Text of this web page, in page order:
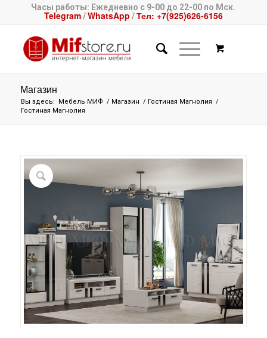
Часы работы: Ежедневно с 9-00 до 22-00 по Мск.
Telegram/WhatsApp /Тел: +7(925)626-6156
Магазин
Вы здесь: Мебель МИФ / Магазин / Гостиная Магнолия /
Гостиная Магнолия